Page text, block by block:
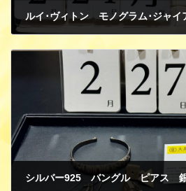
シルバー925 バングル ピアス